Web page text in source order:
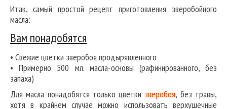
Итак, самый простой рецепт приготовления зверобойного
масла:
Вам понадобятся
• Свежие цветки зверобоя продырявленного
• Примерно 500 мл. масла-основы (рафинированного, без
запаха)
Для масла понадобятся только цветки зверобоя, без травы,
хотя в крайнем случае можно использовать верхушечные